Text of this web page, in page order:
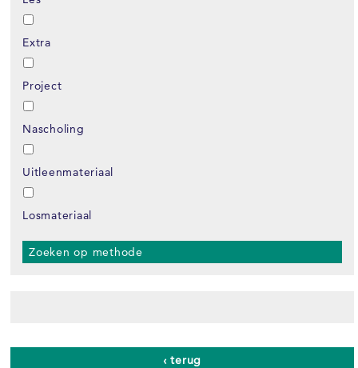
Extra
Project
Nascholing
Uitleenmateriaal
Losmateriaal
Zoeken op methode
‹ terug